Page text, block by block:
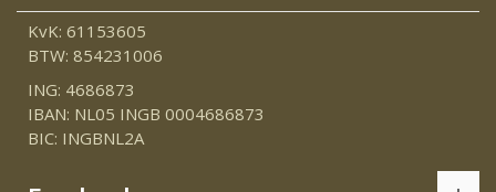
KvK: 61153605
BTW: 854231006
ING: 4686873
IBAN: NL05 INGB 0004686873
BIC: INGBNL2A